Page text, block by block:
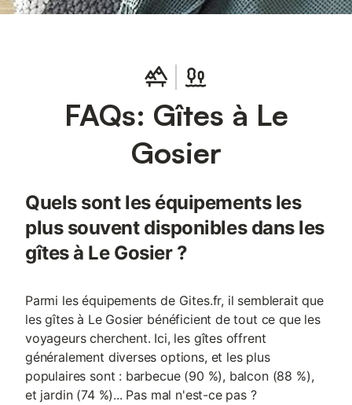
FAQs: Gîtes à Le
Gosier
Quels sont les équipements les
plus souvent disponibles dans les
gîtes à Le Gosier ?
Parmi les équipements de Gites.fr, il semblerait que
les gîtes à Le Gosier bénéficient de tout ce que les
voyageurs cherchent. Ici, les gîtes offrent
généralement diverses options, et les plus
populaires sont : barbecue (90 %), balcon (88 %),
et jardin (74 %)... Pas mal n'est-ce pas ?